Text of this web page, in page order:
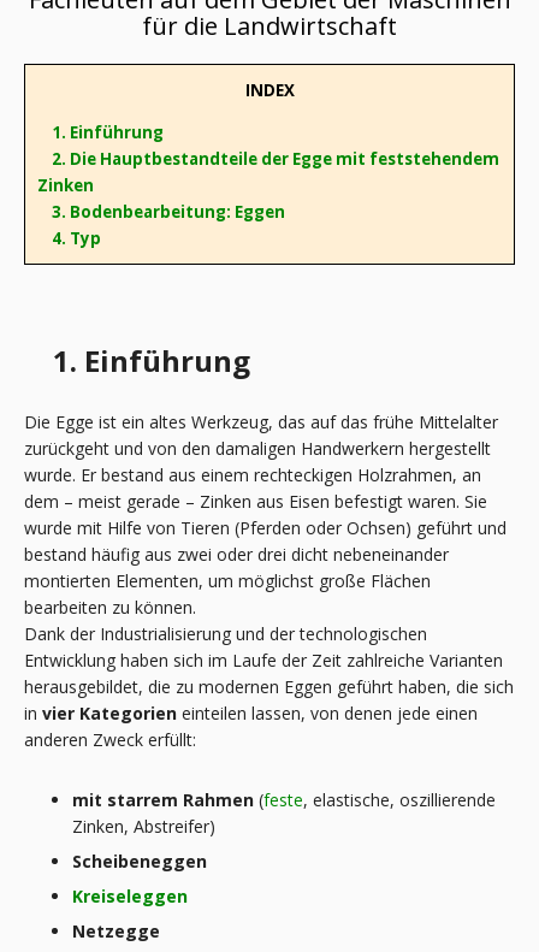
für die Landwirtschaft
INDEX
1. Einführung
2. Die Hauptbestandteile der Egge mit feststehendem
Zinken
3. Bodenbearbeitung: Eggen
4. Typ
1. Einführung
Die Egge ist ein altes Werkzeug, das auf das frühe Mittelalter
zurückgeht und von den damaligen Handwerkern hergestellt
wurde. Er bestand aus einem rechteckigen Holzrahmen, an
dem – meist gerade – Zinken aus Eisen befestigt waren. Sie
wurde mit Hilfe von Tieren (Pferden oder Ochsen) geführt und
bestand häufig aus zwei oder drei dicht nebeneinander
montierten Elementen, um möglichst große Flächen
bearbeiten zu können.
Dank der Industrialisierung und der technologischen
Entwicklung haben sich im Laufe der Zeit zahlreiche Varianten
herausgebildet, die zu modernen Eggen geführt haben, die sich
in vier Kategorien einteilen lassen, von denen jede einen
anderen Zweck erfüllt:
mit starrem Rahmen (feste, elastische, oszillierende
Zinken, Abstreifer)
Scheibeneggen
Kreiseleggen
Netzegge